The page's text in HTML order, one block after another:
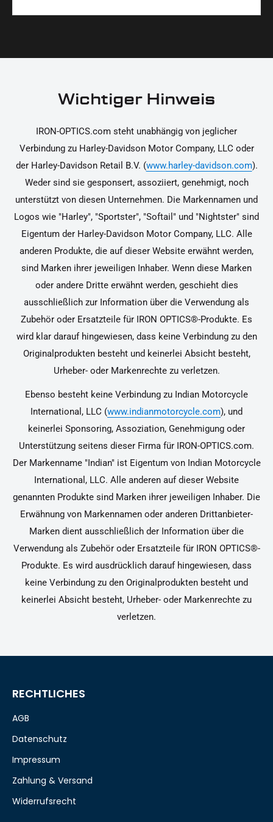
korrekt an deinem Motorrad zu installieren.
Ja, du kannst die Teile innerhalb von 14 Tagen
Rücksendung findest du in unseren
Wichtiger Hinweis
IRON-OPTICS.com steht unabhängig von jeglicher
Verbindung zu Harley-Davidson Motor Company, LLC oder
der Harley-Davidson Retail B.V. (www.harley-davidson.com).
Weder sind sie gesponsert, assoziiert, genehmigt, noch
unterstützt von diesen Unternehmen. Die Markennamen und
Logos wie "Harley", "Sportster", "Softail" und "Nightster" sind
Eigentum der Harley-Davidson Motor Company, LLC. Alle
anderen Produkte, die auf dieser Website erwähnt werden,
sind Marken ihrer jeweiligen Inhaber. Wenn diese Marken
oder andere Dritte erwähnt werden, geschieht dies
ausschließlich zur Information über die Verwendung als
Zubehör oder Ersatzteile für IRON OPTICS®-Produkte. Es
wird klar darauf hingewiesen, dass keine Verbindung zu den
Originalprodukten besteht und keinerlei Absicht besteht,
Urheber- oder Markenrechte zu verletzen.
Ebenso besteht keine Verbindung zu Indian Motorcycle
International, LLC (www.indianmotorcycle.com), und
keinerlei Sponsoring, Assoziation, Genehmigung oder
Unterstützung seitens dieser Firma für IRON-OPTICS.com.
Der Markenname "Indian" ist Eigentum von Indian Motorcycle
International, LLC. Alle anderen auf dieser Website
genannten Produkte sind Marken ihrer jeweiligen Inhaber. Die
Erwähnung von Markennamen oder anderen Drittanbieter-
Marken dient ausschließlich der Information über die
Verwendung als Zubehör oder Ersatzteile für IRON OPTICS®-
Produkte. Es wird ausdrücklich darauf hingewiesen, dass
keine Verbindung zu den Originalprodukten besteht und
keinerlei Absicht besteht, Urheber- oder Markenrechte zu
verletzen.
RECHTLICHES
AGB
Datenschutz
Impressum
Zahlung & Versand
Widerrufsrecht